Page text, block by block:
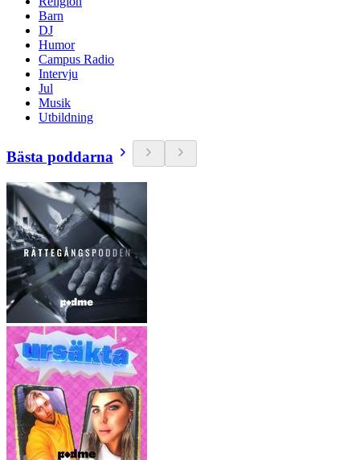
Barn
DJ
Humor
Campus Radio
Intervju
Jul
Musik
Utbildning
Bästa poddarna